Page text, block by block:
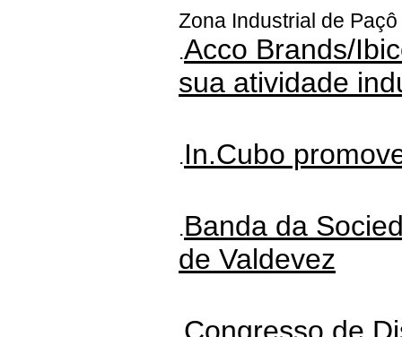
Zona Industrial de Paçô
.Acco Brands/
sua atividade
.In.Cubo
.Banda da
de Valdevez